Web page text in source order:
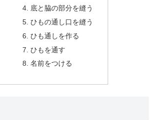
底と脇の部分を縫う
ひもの通し口を縫う
ひも通しを作る
ひもを通す
名前をつける